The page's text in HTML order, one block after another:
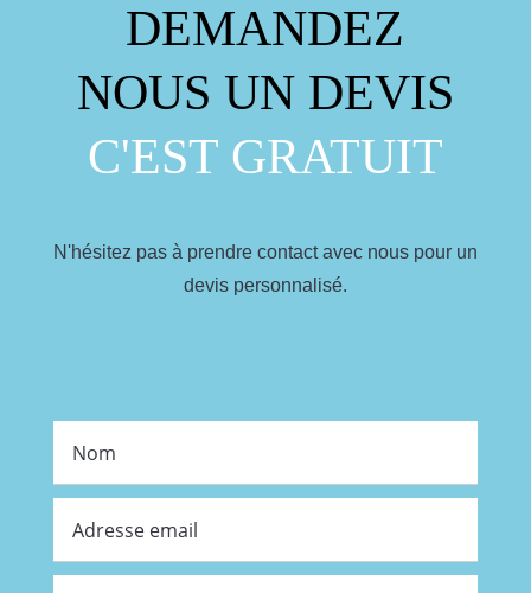
DEMANDEZ
NOUS UN DEVIS
C'EST GRATUIT
N'hésitez pas à prendre contact avec nous pour un
devis personnalisé.